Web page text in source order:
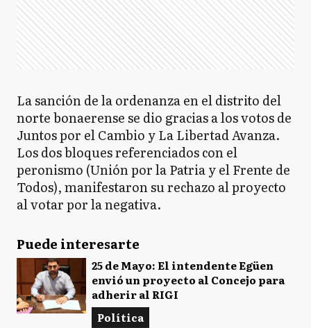
La sanción de la ordenanza en el distrito del
norte bonaerense se dio gracias a los votos de
Juntos por el Cambio y La Libertad Avanza.
Los dos bloques referenciados con el
peronismo (Unión por la Patria y el Frente de
Todos), manifestaron su rechazo al proyecto
al votar por la negativa.
Puede interesarte
25 de Mayo: El intendente Egüen
envió un proyecto al Concejo para
adherir al RIGI
Política